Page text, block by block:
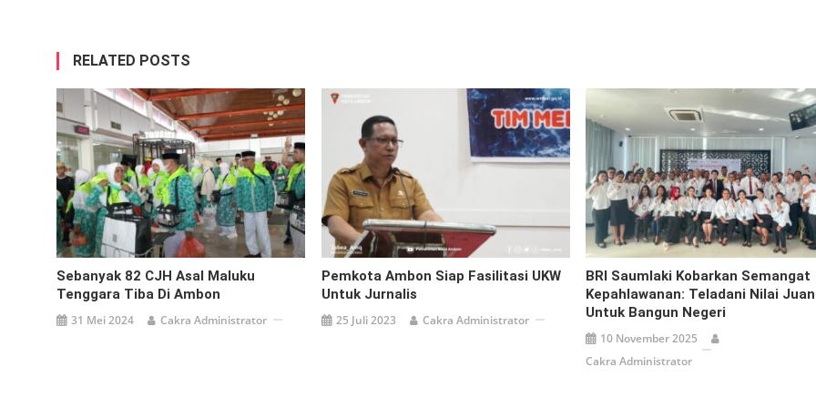
RELATED POSTS
Sebanyak 82 CJH Asal Maluku
Tenggara Tiba Di Ambon
31 Mei 2024 Cakra Administrator
Pemkota Ambon Siap Fasilitasi UKW
Untuk Jurnalis
25 Juli 2023 Cakra Administrator
BRI Saumlaki Kobarkan Semangat
Kepahlawanan: Teladani Nilai
Untuk Bangun Negeri
10 November 2025
Cakra Administrator